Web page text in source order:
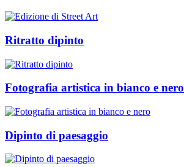
Ritratto dipinto
Fotografia artistica in bianco e nero
Dipinto di paesaggio